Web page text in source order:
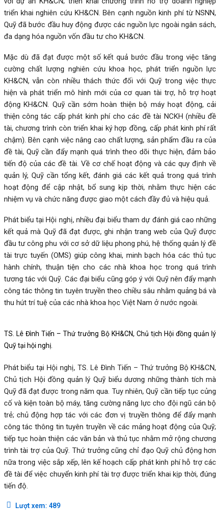
triển khai nghiên cứu KH&CN. Bên cạnh nguồn kinh phí từ NSNN,
Quỹ đã bước đầu huy động được các nguồn lực ngoài ngân sách,
đa dạng hóa nguồn vốn đầu tư cho KH&CN.
Mặc dù đã đạt được một số kết quả bước đầu trong việc tăng
cường chất lượng nghiên cứu khoa học, phát triển nguồn lực
KH&CN, vẫn còn nhiều thách thức đối với Quỹ trong việc thực
hiện và phát triển mô hình mới của cơ quan tài trợ, hỗ trợ hoạt
động KH&CN. Quỹ cần sớm hoàn thiện bộ máy hoạt động, cải
thiện công tác cấp phát kinh phí cho các đề tài NCKH (nhiều đề
tài, chương trình còn triển khai ký hợp đồng, cấp phát kinh phí rất
chậm). Bên cạnh việc nâng cao chất lượng, sản phẩm đầu ra của
đề tài, Quỹ cần đẩy mạnh quá trình theo dõi thực hiện, đảm bảo
tiến độ của các đề tài. Về cơ chế hoạt động và các quy định về
quản lý, Quỹ cần tổng kết, đánh giá các kết quả trong quá trình
hoạt động để cập nhật, bổ sung kịp thời, nhằm thực hiện các
nhiệm vụ và chức năng được giao một cách đầy đủ và hiệu quả.
Phát biểu tại Hội nghị, nhiều đại biểu tham dự đánh giá cao những
kết quả mà Quỹ đã đạt được, ghi nhận trang web của Quỹ được
đầu tư công phu với cơ sở dữ liệu phong phú, hệ thống quản lý đề
tài trực tuyến (OMS) giúp công khai, minh bạch hóa các thủ tục
hành chính, thuận tiện cho các nhà khoa học trong quá trình
tương tác với Quỹ. Các đại biểu cũng góp ý với Quỹ nên đẩy mạnh
công tác thông tin tuyên truyền theo chiều sâu nhằm quảng bá và
thu hút trí tuệ của các nhà khoa học Việt Nam ở nước ngoài.
TS. Lê Đình Tiến – Thứ trưởng Bộ KH&CN, Chủ tịch Hội đồng quản lý
Quỹ tại hội nghị.
Phát biểu tại Hội nghị, TS. Lê Đình Tiến – Thứ trưởng Bộ KH&CN,
Chủ tịch Hội đồng quản lý Quỹ biểu dương những thành tích mà
Quỹ đã đạt được trong năm qua. Tuy nhiên, Quỹ cần tiếp tục củng
cố và kiện toàn bộ máy, tăng cường năng lực cho đội ngũ cán bộ
trẻ; chủ động hợp tác với các đơn vị truyền thông để đẩy mạnh
công tác thông tin tuyên truyền về các mảng hoạt động của Quỹ;
tiếp tục hoàn thiện các văn bản và thủ tục nhằm mở rộng chương
trình tài trợ của Quỹ. Thứ trưởng cũng chỉ đạo Quỹ chủ động hơn
nữa trong việc sắp xếp, lên kế hoạch cấp phát kinh phí hỗ trợ các
đề tài để việc chuyển kinh phí tài trợ được triển khai kịp thời, đúng
tiến độ.
Lượt xem: 489